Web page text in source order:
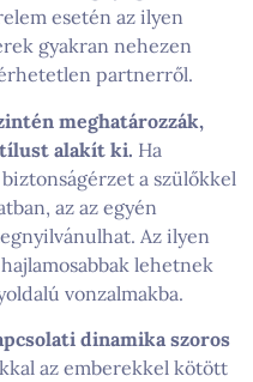
esetén az ilyen
gyakran nehezen
partnerről.
meghatározzák,
alakít ki. Ha
a szülőkkel
az az egyén
Az ilyen
lehetnek
vonzalmakba.
dinamika szoros
az emberekkel kötött